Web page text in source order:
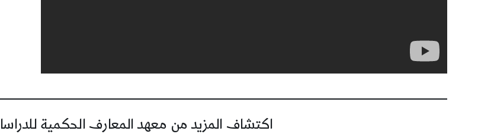
اكتشاف المزيد من معهد المعارف الحكمية